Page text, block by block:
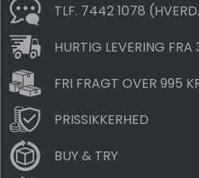
TLF. 7442 1078
HURTIG LEVERING FRA
FRI FRAGT OVER 995
PRISSIKKERHED
BUY & TRY